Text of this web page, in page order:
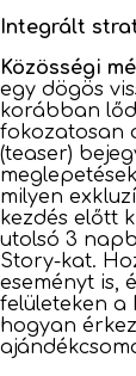
Integrált
Közösségi
egy dögös
korábban
fokozatosan
(teaser)
milyen
kezdés előtt
utolsó 3
Story-kat.
eseményt is,
felületeken a
hogyan